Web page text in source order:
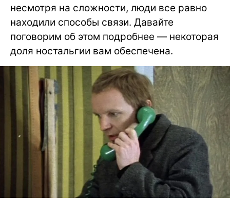
несмотря на сложности, люди все равно
находили способы связи. Давайте
поговорим об этом подробнее — некоторая
доля ностальгии вам обеспечена.